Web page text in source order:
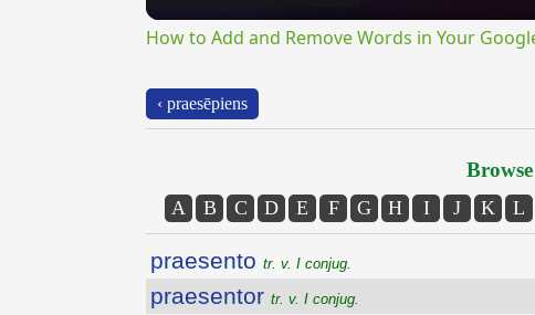
How to Add and Remove Words in Your
‹ praesēpiens
A B C D E F G H I J K L
praesento tr. v. I conjug.
praesentor tr. v. I conjug.